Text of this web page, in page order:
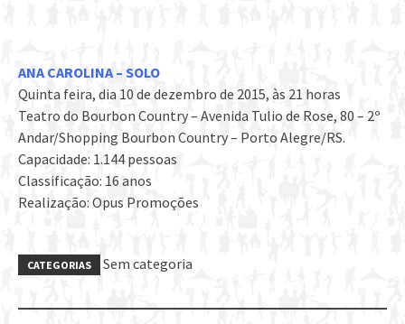
ANA CAROLINA – SOLO
Quinta feira, dia 10 de dezembro de 2015, às 21 horas
Teatro do Bourbon Country – Avenida Tulio de Rose, 80 – 2º
Andar/Shopping Bourbon Country – Porto Alegre/RS.
Capacidade: 1.144 pessoas
Classificação: 16 anos
Realização: Opus Promoções
CATEGORIAS Sem categoria